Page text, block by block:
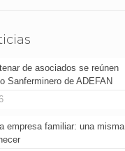
de asociados se reúnen
Sanferminero de ADEFAN
empresa familiar: una misma